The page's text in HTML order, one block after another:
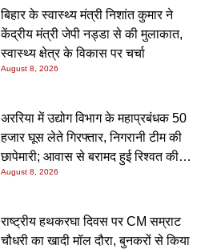
बिहार के स्वास्थ्य मंत्री निशांत कुमार ने
केंद्रीय मंत्री जेपी नड्डा से की मुलाकात,
स्वास्थ्य क्षेत्र के विकास पर चर्चा
August 8, 2026
अररिया में उद्योग विभाग के महाप्रबंधक 50
हजार घूस लेते गिरफ्तार, निगरानी टीम की
छापेमारी; आवास से बरामद हुई रिश्वत की
रकम
August 8, 2026
राष्ट्रीय हथकरघा दिवस पर CM सम्राट
चौधरी का खादी मॉल दौरा, बुनकरों से किया